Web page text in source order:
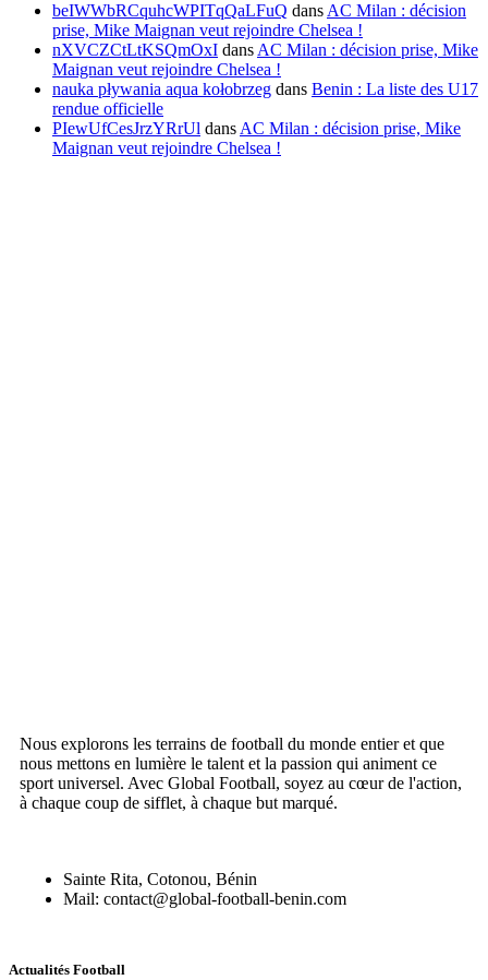
beIWWbRCquhcWPITqQaLFuQ dans AC Milan : décision
prise, Mike Maignan veut rejoindre Chelsea !
nXVCZCtLtKSQmOxI dans AC Milan : décision prise, Mike
Maignan veut rejoindre Chelsea !
nauka pływania aqua kołobrzeg dans Benin : La liste des U17
rendue officielle
PIewUfCesJrzYRrUl dans AC Milan : décision prise, Mike
Maignan veut rejoindre Chelsea !
Nous explorons les terrains de football du monde entier et que
nous mettons en lumière le talent et la passion qui animent ce
sport universel. Avec Global Football, soyez au cœur de l'action,
à chaque coup de sifflet, à chaque but marqué.
Sainte Rita, Cotonou, Bénin
Mail: contact@global-football-benin.com
Actualités Football